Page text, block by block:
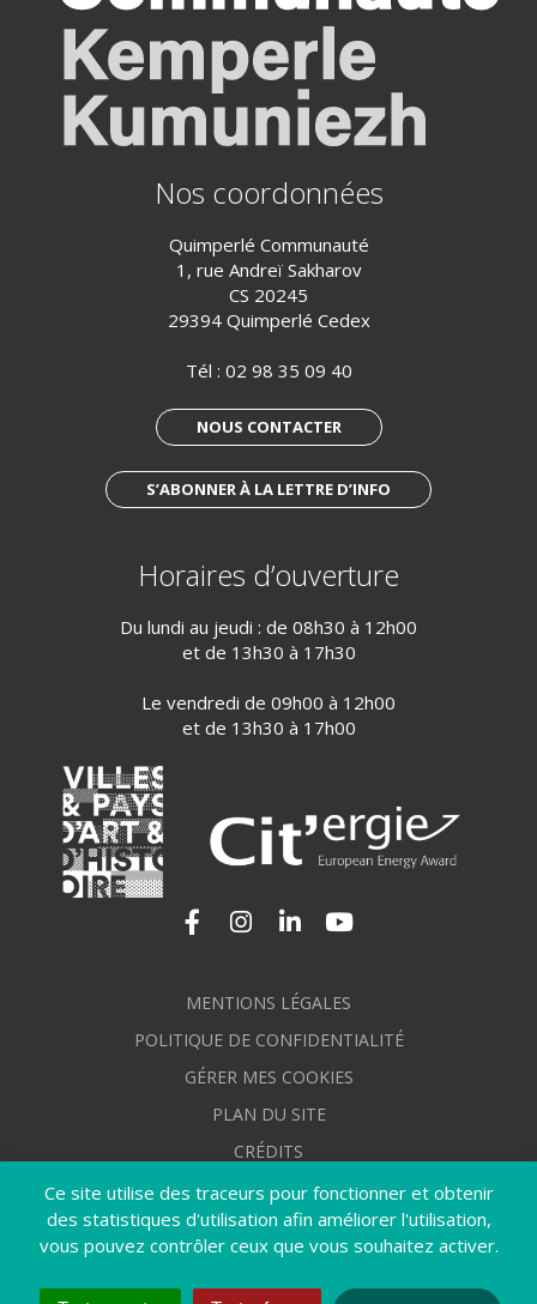
Ce site utilise des traceurs pour fonctionner et obtenir
des statistiques d'utilisation afin améliorer l'utilisation,
vous pouvez contrôler ceux que vous souhaitez activer.
Nos coordonnées
Quimperlé Communauté
1, rue Andreï Sakharov
CS 20245
29394 Quimperlé Cedex
Tél : 02 98 35 09 40
NOUS CONTACTER
S’ABONNER À LA LETTRE D’INFO
Horaires d’ouverture
Du lundi au jeudi : de 08h30 à 12h00
et de 13h30 à 17h30
Le vendredi de 09h00 à 12h00
et de 13h30 à 17h00
Lien vers le compte Facebook
Lien vers le compte Instagram
Lien vers le compte
MENTIONS LÉGALES
POLITIQUE DE CONFIDENTIALITÉ
GÉRER MES COOKIES
PLAN DU SITE
CRÉDITS
ACCESSIBILITÉ : NON CONFORME